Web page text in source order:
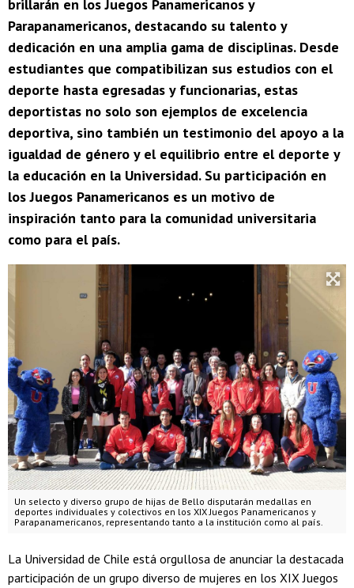
brillarán en los Juegos Panamericanos y
Parapanamericanos, destacando su talento y
dedicación en una amplia gama de disciplinas. Desde
estudiantes que compatibilizan sus estudios con el
deporte hasta egresadas y funcionarias, estas
deportistas no solo son ejemplos de excelencia
deportiva, sino también un testimonio del apoyo a la
igualdad de género y el equilibrio entre el deporte y
la educación en la Universidad. Su participación en
los Juegos Panamericanos es un motivo de
inspiración tanto para la comunidad universitaria
como para el país.
Un selecto y diverso grupo de hijas de Bello disputarán medallas en
deportes individuales y colectivos en los XIX Juegos Panamericanos y
Parapanamericanos, representando tanto a la institución como al país.
La Universidad de Chile está orgullosa de anunciar la destacada
participación de un grupo diverso de mujeres en los XIX Juegos